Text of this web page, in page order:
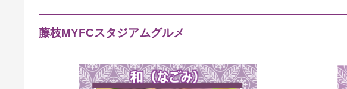
藤枝MYFCスタジアムグルメ